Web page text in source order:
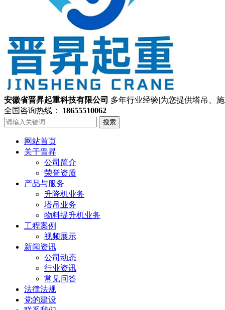
安徽省晋昇起重科技有限公司 多年行业经验|为您提供塔吊、
全国咨询热线：
18655510062
搜索
网站首页
关于晋昇
公司简介
荣誉资质
产品与服务
升降机业务
塔吊业务
物料提升机业务
工程案例
视频展示
新闻资讯
公司动态
行业资讯
常见问答
法律法规
党的建设